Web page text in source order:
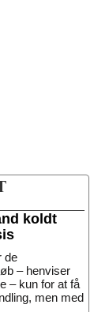
koldt
de
– henviser
– kun for at få
men med